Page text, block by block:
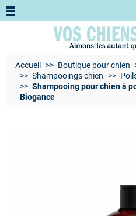
Accueil Boutique pour chien
Shampooings chien
Shampooing pour chien à
Biogance